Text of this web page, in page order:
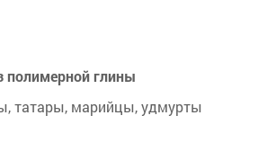
полимерной глины
татары, марийцы, удмурты